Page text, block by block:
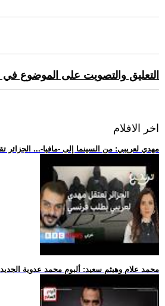
التعليق والتصويت على الموضوع في
اخر الافلام
.. مهدي لعريبي: من السينما إلى -مافيا-...
.. محمد علام وهيثم سعيد: ألبوم محمد عدوية الجديد